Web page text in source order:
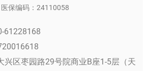
医保编码：24110058
61228168
兴区枣园路29号院商业B座1-5层（天